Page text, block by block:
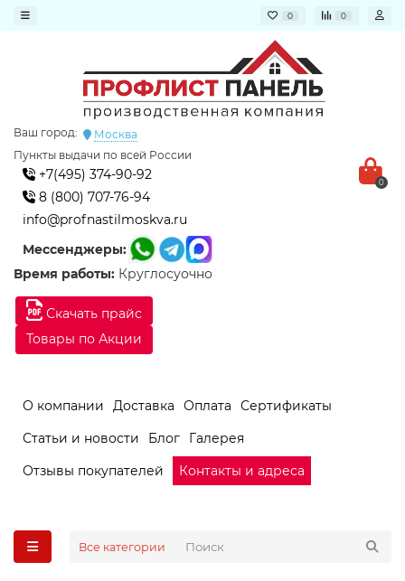
0 0
Скачать прайс
Товары по Акции
Ваш город:
Москва
Пункты выдачи по всей России
+7(495) 374-90-92
8 (800) 707-76-94
info@profnastilmoskva.ru
Мессенджеры:
Время работы: Круглосуочно
0
О компании Доставка Оплата
Сертификаты
Статьи и новости
Блог
Галерея
Отзывы покупателей
Контакты и адреса
Все категории